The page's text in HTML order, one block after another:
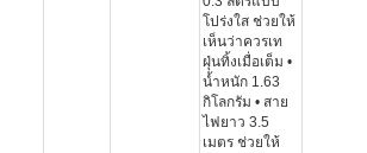
โปร่งใส ช่วยให้
เห็นว่าควรเท
ฝุ่นทิ้งเมื่อเต็ม •
น้ำหนัก 1.63
กิโลกรัม • สาย
ไฟยาว 3.5
เมตร ช่วยให้